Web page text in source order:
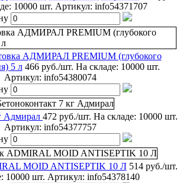
10000 шт. Артикул: info54371707
АДМИРАЛ PREMIUM (глубокого
5 л 466 руб./шт. На складе: 10000 шт.
Артикул: info54380074
Адмирал 472 руб./шт. На складе: 10000 шт.
Артикул: info54377757
MOID ANTISEPTIK 10 Л 514 руб./шт.
10000 шт. Артикул: info54378140